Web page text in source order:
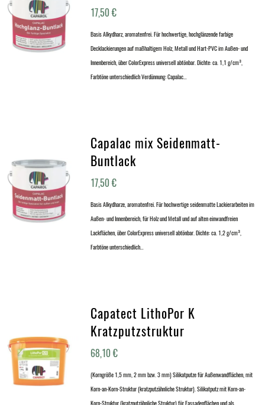
17,50€
Basis Alkydharz, aromatenfrei. Für hochwertige, hochglänzende farbige
Decklackierungen auf maßhaltigem Holz, Metall und Hart-PVC im Außen- und
Innenbereich, über ColorExpress universell abtönbar. Dichte: ca. 1,1 g/cm³,
Farbtöne unterschiedlich Verdünnung: Capalac…
Capalac mix Seidenmatt-
Buntlack
17,50€
Basis Alkydharze, aromatenfrei. Für hochwertige seidenmatte Lackierarbeiten im
Außen- und Innenbereich, für Holz und Metall und auf alten einwandfreien
Lackflächen, über ColorExpress universell abtönbar. Dichte: ca. 1,2 g/cm³,
Farbtöne unterschiedlich…
Capatect LithoPor K
Kratzputzstruktur
68,10€
(Korngröße 1,5 mm, 2 mm bzw. 3 mm) Silikatputze für Außenwandflächen, mit
Korn-an-Korn-Struktur (kratzputzähnliche Struktur). Silikatputz mit Korn-an-
Korn-Struktur (kratzputzähnliche Struktur) für Fassadenflächen und als